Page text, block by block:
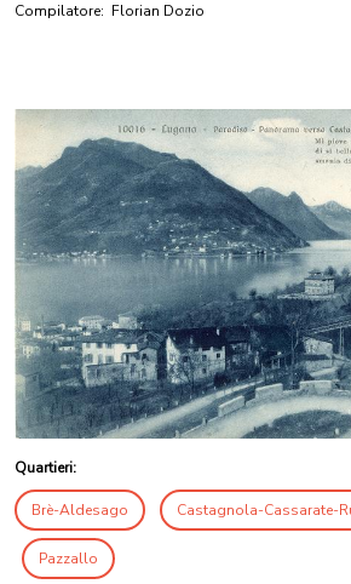
Compilatore: Florian Dozio
Quartieri:
Brè-Aldesago Castagnola-Cassarate-
Pazzallo